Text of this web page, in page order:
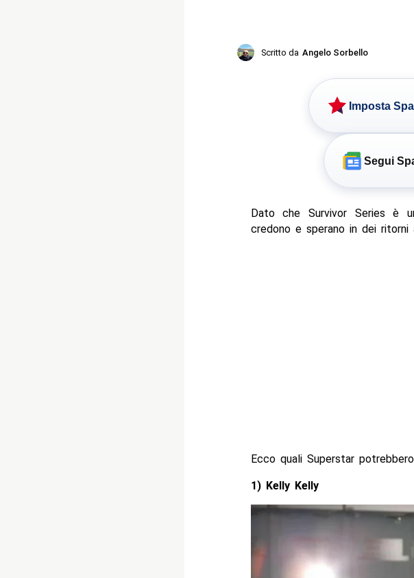
Scritto da Angelo Sorbello
Imposta
Segui
Dato che Survivor Series è
credono e sperano in dei ritorni
Ecco quali Superstar
1) Kelly Kelly